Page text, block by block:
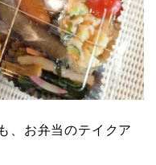
、お弁当のテイクア